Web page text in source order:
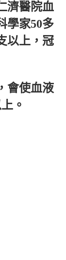
濟醫院血
學家50多
以上，冠
會使血液
。